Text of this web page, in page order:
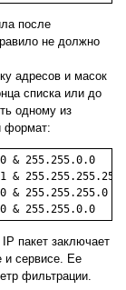
после
не должно
адресов и масок
списка или до
одному из
формат:
& 255.255.0.0
255.255.255.255
& 255.255.255.0
& 255.255.0.0
пакет заключает
и сервисе. Ее
фильтрации.